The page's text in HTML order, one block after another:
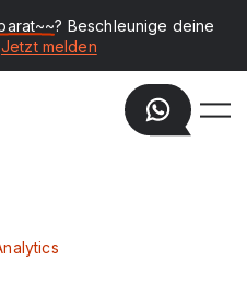
? Beschleunige deine
Jetzt melden